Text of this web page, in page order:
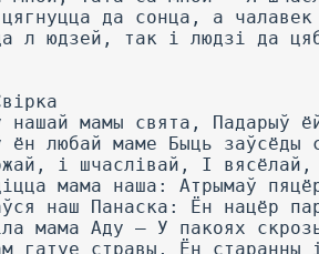
цягнуцца да сонца, а
л юдзей, так і людзі да
нашай мамы свята, Падарыў
ён любай маме Быць заўсёды
і шчаслівай, I вясёлай,
мама наша: Атрымаў
наш Панаска: Ён нацёр
мама Аду — У пакоях
гатуе стравы, Ён старанны